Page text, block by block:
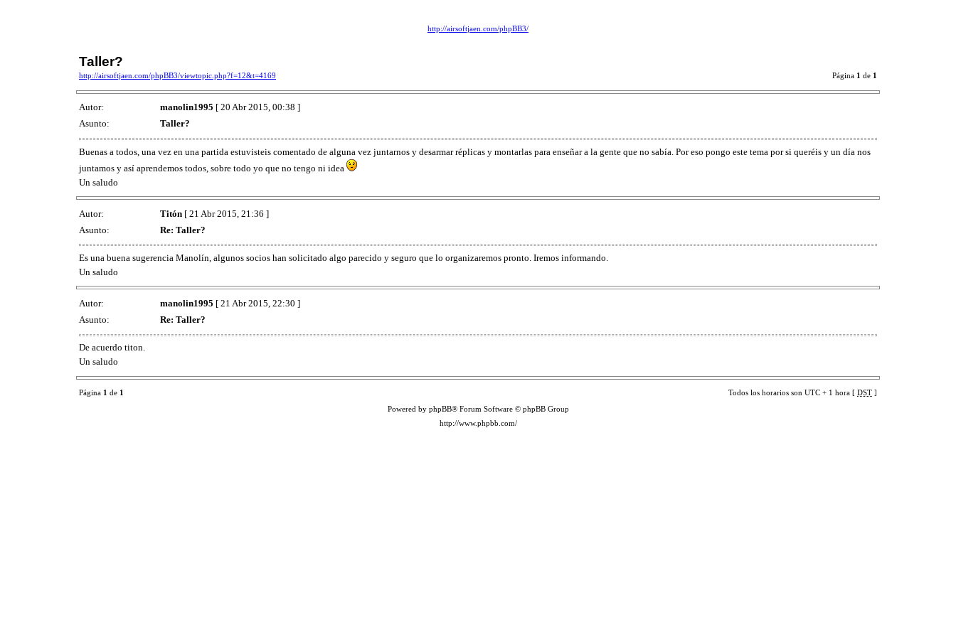
http://airsoftjaen.com/phpBB3/
Taller?
http://airsoftjaen.com/phpBB3/viewtopic.php?f=12&t=4169 Página 1 de 1
Autor: manolin1995 [ 20 Abr 2015, 00:38 ]
Asunto:
Taller?
Buenas a todos, una vez en una partida estuvisteis comentado de alguna vez juntarnos y desarmar réplicas y montarlas para enseñar a la gente que no sabía. Por eso pongo este tema por si queréis y un día nos
juntamos y así aprendemos todos, sobre todo yo que no tengo ni idea
Un saludo
Autor: Titón [ 21 Abr 2015, 21:36 ]
Asunto:
Re: Taller?
Es una buena sugerencia Manolín, algunos socios han solicitado algo parecido y seguro que lo organizaremos pronto. Iremos informando.
Un saludo
Autor: manolin1995 [ 21 Abr 2015, 22:30 ]
Asunto:
Re: Taller?
De acuerdo titon.
Un saludo
Página 1 de 1 Todos los horarios son UTC + 1 hora [ DST ]
Powered by phpBB® Forum Software © phpBB Group
http://www.phpbb.com/